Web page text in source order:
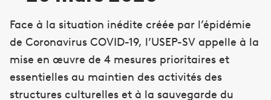
Face à la situation inédite créée par l’épidémie
de Coronavirus COVID-19, l’USEP-SV appelle à la
mise en œuvre de 4 mesures prioritaires et
essentielles au maintien des activités des
structures culturelles et à la sauvegarde du